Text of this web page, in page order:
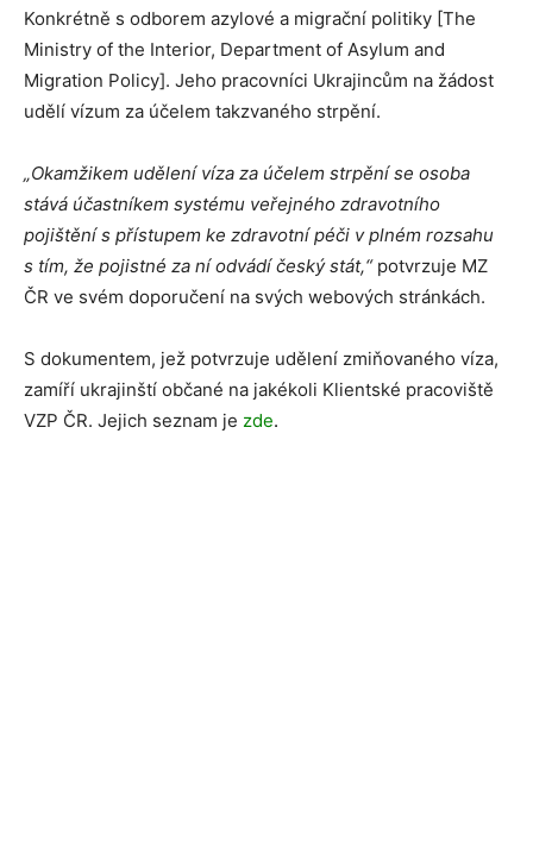
Konkrétně s odborem azylové a migrační politiky [The
Ministry of the Interior, Department of Asylum and
Migration Policy]. Jeho pracovníci Ukrajincům na žádost
udělí vízum za účelem takzvaného strpění.
„Okamžikem udělení víza za účelem strpění se osoba
stává účastníkem systému veřejného zdravotního
pojištění s přístupem ke zdravotní péči v plném rozsahu
s tím, že pojistné za ní odvádí český stát,“ potvrzuje MZ
ČR ve svém doporučení na svých webových stránkách.
S dokumentem, jež potvrzuje udělení zmiňovaného víza,
zamíří ukrajinští občané na jakékoli Klientské pracoviště
VZP ČR. Jejich seznam je zde.